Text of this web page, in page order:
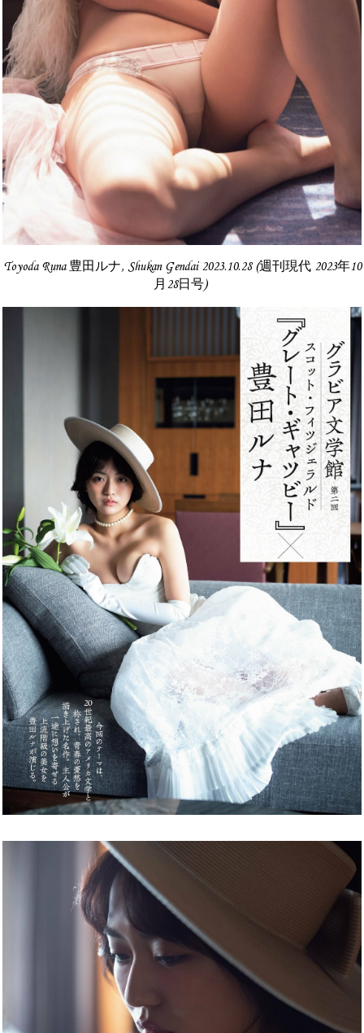
Toyoda Runa 豊田ルナ, Shukan Gendai 2023.10.28 (週刊現代 2023年10
月28日号)